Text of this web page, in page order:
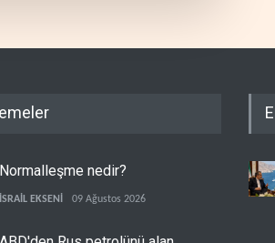
Normalleşme nedir?
İSRAİL EKSENİ 09 Ağustos 2026